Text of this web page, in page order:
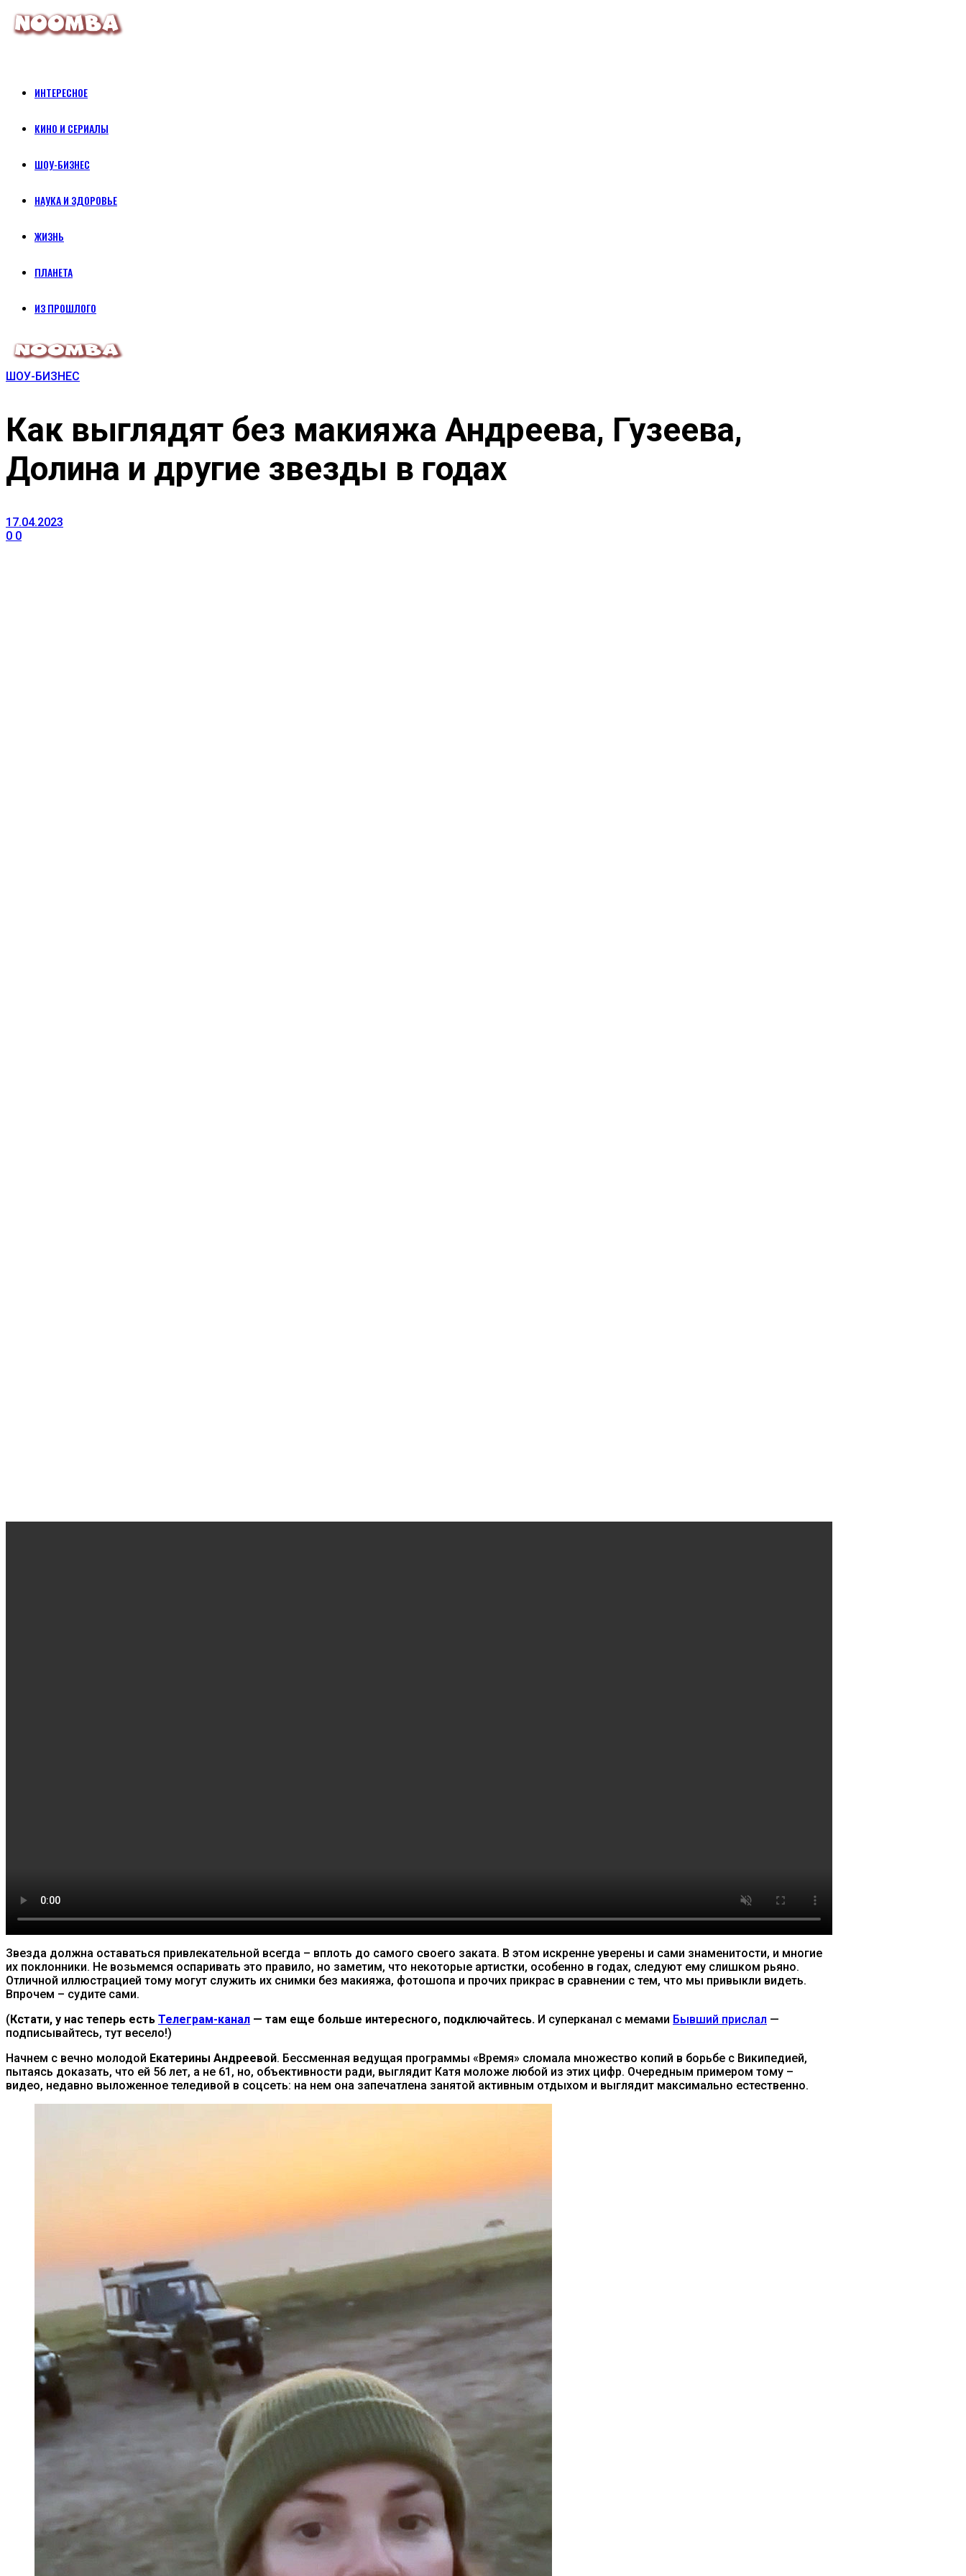
ИНТЕРЕСНОЕ
КИНО И СЕРИАЛЫ
ШОУ-БИЗНЕС
НАУКА И ЗДОРОВЬЕ
ЖИЗНЬ
ПЛАНЕТА
ИЗ ПРОШЛОГО
ШОУ-БИЗНЕС
Как выглядят без макияжа Андреева, Гузеева,
Долина и другие звезды в годах
17.04.2023
0 0
Звезда должна оставаться привлекательной всегда – вплоть до самого своего заката. В этом искренне уверены и сами знаменитости, и многие
их поклонники. Не возьмемся оспаривать это правило, но заметим, что некоторые артистки, особенно в годах, следуют ему слишком рьяно.
Отличной иллюстрацией тому могут служить их снимки без макияжа, фотошопа и прочих прикрас в сравнении с тем, что мы привыкли видеть.
Впрочем – судите сами.
( Кстати, у нас теперь есть Телеграм-канал — там еще больше интересного, подключайтесь. И суперканал с мемами Бывший прислал —
подписывайтесь, тут весело!)
Начнем с вечно молодой Екатерины Андреевой. Бессменная ведущая программы «Время» сломала множество копий в борьбе с Википедией,
пытаясь доказать, что ей 56 лет, а не 61, но, объективности ради, выглядит Катя моложе любой из этих цифр. Очередным примером тому –
видео, недавно выложенное теледивой в соцсеть: на нем она запечатлена занятой активным отдыхом и выглядит максимально естественно.